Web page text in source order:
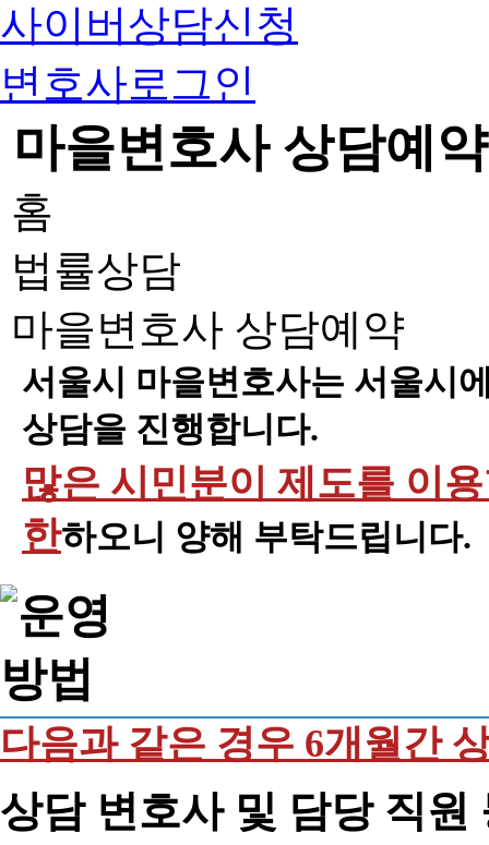
사이버상담신청
변호사로그인
마을변호사 상담예약
홈
법률상담
마을변호사 상담예약
서울시 마을변호사는 서울시
상담을 진행합니다.
많은 시민분이 제도를 이
한하오니 양해 부탁드립니다.
다음과 같은 경우 6개월간
상담 변호사 및 담당 직원